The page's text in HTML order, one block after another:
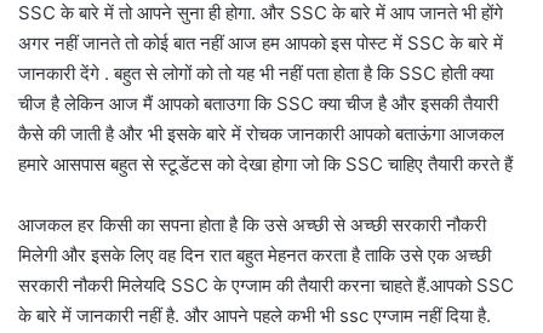
SSC के बारे में तो आपने सुना ही होगा. और SSC के बारे में आप जानते भी होंगे
अगर नहीं जानते तो कोई बात नहीं आज हम आपको इस पोस्ट में SSC के बारे में
जानकारी देंगे . बहुत से लोगों को तो यह भी नहीं पता होता है कि SSC होती क्या
चीज है लेकिन आज मैं आपको बताउगा कि SSC क्या चीज है और इसकी तैयारी
कैसे की जाती है और भी इसके बारे में रोचक जानकारी आपको बताऊंगा आजकल
हमारे आसपास बहुत से स्टूडेंटस को देखा होगा जो कि SSC चाहिए तैयारी करते हैं
आजकल हर किसी का सपना होता है कि उसे अच्छी से अच्छी सरकारी नौकरी
मिलेगी और इसके लिए वह दिन रात बहुत मेहनत करता है ताकि उसे एक अच्छी
सरकारी नौकरी मिलेयदि SSC के एग्जाम की तैयारी करना चाहते हैं.आपको SSC
के बारे में जानकारी नहीं है. और आपने पहले कभी भी ssc एग्जाम नहीं दिया है.